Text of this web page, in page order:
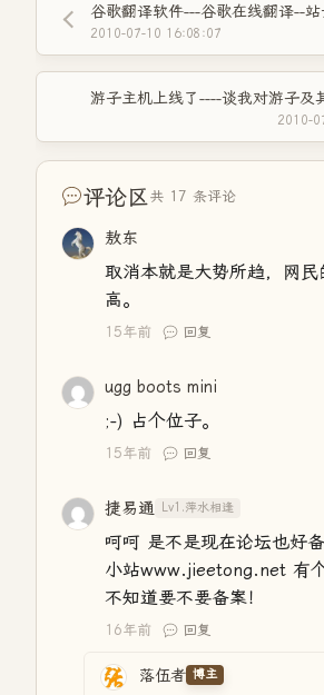
谷歌翻译软件---谷歌在线翻译--站
2010-07-10 16:08:07
游子主机上线了----谈我对游子及
2010-
评论区 共 17 条评论
敖东
取消本就是大势所趋，网民
高。
15年前 回复
ugg boots mini
;-) 占个位子。
15年前 回复
捷易通 Lv1.萍水相逢
呵呵 是不是现在论坛也好
小站www.jieetong.net 有
不知道要不要备案！
16年前 回复
落伍者 博主